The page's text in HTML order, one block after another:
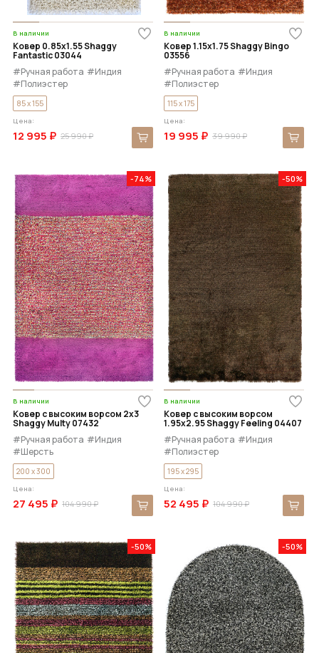
В наличии
Ковер 0.85x1.55 Shaggy
Fantastic 03044
#Ручная работа #Индия
#Полиэстер
85 x 155
Цена:
25 990 ₽
12 995 ₽
В наличии
Ковер 1.15x1.75 Shaggy Bingo
03556
#Ручная работа #Индия
#Полиэстер
115 x 175
Цена:
39 990 ₽
19 995 ₽
-74%
В наличии
Ковер с высоким ворсом 2x3
Shaggy Multy 07432
#Ручная работа #Индия
#Шерсть
200 x 300
Цена:
104 990 ₽
27 495 ₽
-50%
В наличии
Ковер с высоким ворсом
1.95x2.95 Shaggy Feeling 04407
#Ручная работа #Индия
#Полиэстер
195 x 295
Цена:
104 990 ₽
52 495 ₽
-50% -50%